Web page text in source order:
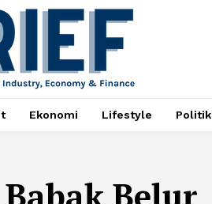
Ekonomi Lifestyle Politik